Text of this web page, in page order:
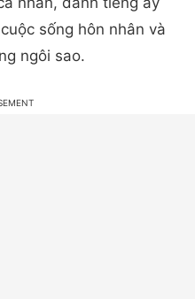
sống hôn nhân và
ngôi sao.